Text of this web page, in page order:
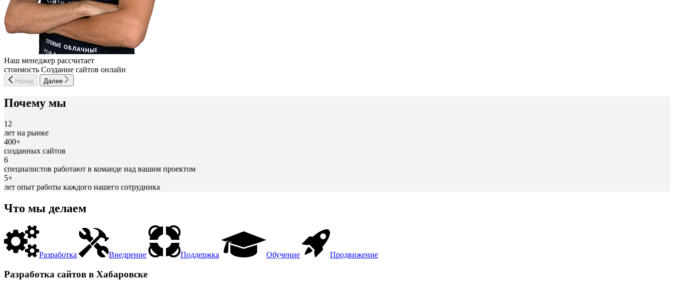
Наш менеджер рассчитает
стоимость Создание сайтов онлайн
Назад Далее
Почему мы
12
лет на рынке
400+
созданных сайтов
6
специалистов работают в команде над вашим проектом
5+
лет опыт работы каждого нашего сотрудника
Что мы делаем
Разработка Внедрение Поддержка Обучение Продвижение
Разработка сайтов в Хабаровске